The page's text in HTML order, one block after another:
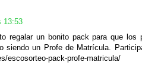
13:53
regalar un bonito pack para que
siendo un Profe de Matrícula.
escosorteo-pack-profe-matricula/